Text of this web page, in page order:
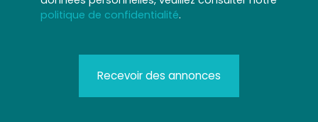
politique de confidentialité.
Recevoir des annonces